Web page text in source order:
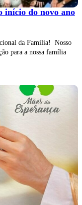
início do novo ano
da Família! Nosso
para a nossa família